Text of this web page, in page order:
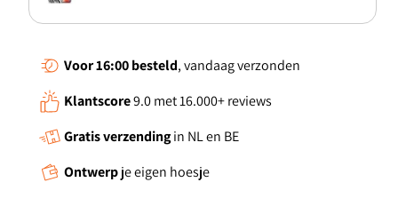
Boekhoesje
Standcase Hoesje
TPU Case anti-shock
Voor 16:00besteld, vandaag verzonden
Klantscore9.0 met 16.000+ reviews
Gratis verzendingin NL en BE
Ontwerpje eigen hoesje